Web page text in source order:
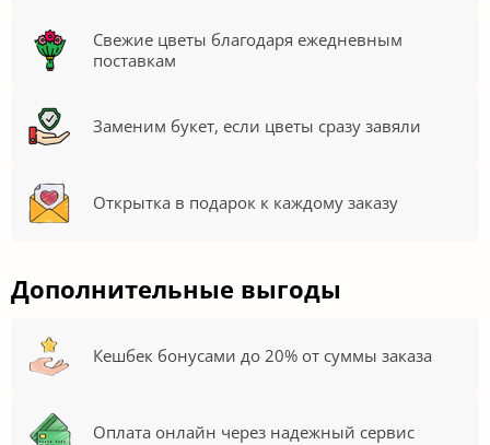
Свежие цветы благодаря ежедневным
поставкам
Заменим букет, если цветы сразу завяли
Открытка в подарок к каждому заказу
Дополнительные выгоды
Кешбек бонусами до 20% от суммы заказа
Оплата онлайн через надежный сервис